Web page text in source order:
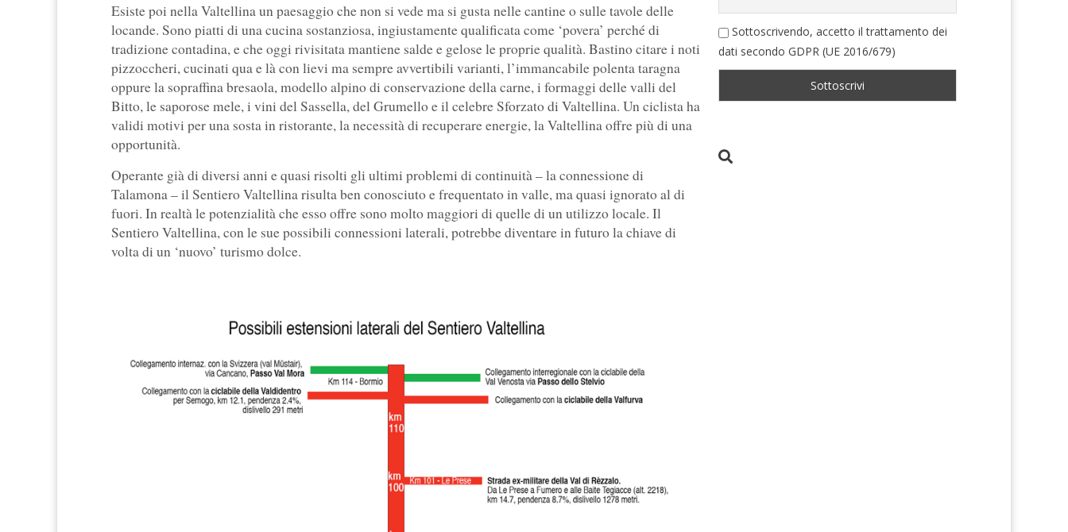
Esiste poi nella Valtellina un paesaggio che non si vede ma si gusta nelle cantine o sulle tavole delle
locande. Sono piatti di una cucina sostanziosa, ingiustamente qualificata come ‘povera’ perché di
tradizione contadina, e che oggi rivisitata mantiene salde e gelose le proprie qualità. Bastino citare i noti
pizzoccheri, cucinati qua e là con lievi ma sempre avvertibili varianti, l’immancabile polenta taragna
oppure la sopraffina bresaola, modello alpino di conservazione della carne, i formaggi delle valli del
Bitto, le saporose mele, i vini del Sassella, del Grumello e il celebre Sforzato di Valtellina. Un ciclista ha
validi motivi per una sosta in ristorante, la necessità di recuperare energie, la Valtellina offre più di una
opportunità.
Operante già di diversi anni e quasi risolti gli ultimi problemi di continuità – la connessione di
Talamona – il Sentiero Valtellina risulta ben conosciuto e frequentato in valle, ma quasi ignorato al di
fuori. In realtà le potenzialità che esso offre sono molto maggiori di quelle di un utilizzo locale. Il
Sentiero Valtellina, con le sue possibili connessioni laterali, potrebbe diventare in futuro la chiave di
volta di un ‘nuovo’ turismo dolce.
Sottoscrivendo, accetto il trattamento dei
dati secondo GDPR (UE 2016/679)